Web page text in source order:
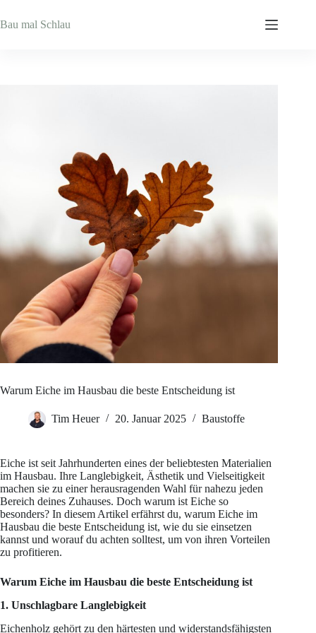
Inhalt
springen
Bau mal Schlau
Warum Eiche im Hausbau die beste Entscheidung ist
Tim Heuer 20. Januar 2025 Baustoffe
Eiche ist seit Jahrhunderten eines der beliebtesten Materialien
im Hausbau. Ihre Langlebigkeit, Ästhetik und Vielseitigkeit
machen sie zu einer herausragenden Wahl für nahezu jeden
Bereich deines Zuhauses. Doch warum ist Eiche so
besonders? In diesem Artikel erfährst du, warum Eiche im
Hausbau die beste Entscheidung ist, wie du sie einsetzen
kannst und worauf du achten solltest, um von ihren Vorteilen
zu profitieren.
Warum Eiche im Hausbau die beste Entscheidung ist
1. Unschlagbare Langlebigkeit
Eichenholz gehört zu den härtesten und widerstandsfähigsten